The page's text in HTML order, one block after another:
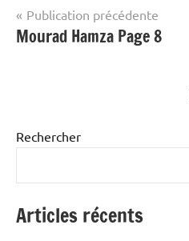
Navigation
de
Publication précédente
Mourad Hamza Page 8
Rechercher
Articles récents